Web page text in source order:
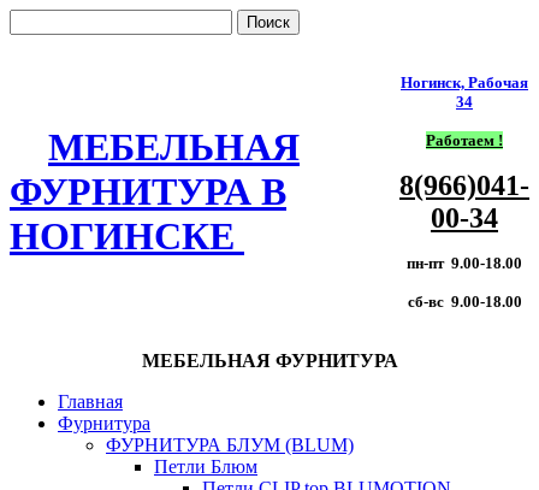
МЕБЕЛЬНАЯ
ФУРНИТУРА В
НОГИНСКЕ
Ногинск, Рабочая
34
Работаем !
8(966)041-
00-34
пн-пт 9.00-18.00
сб-вс 9.00-18.00
МЕБЕЛЬНАЯ ФУРНИТУРА
Главная
Фурнитура
ФУРНИТУРА БЛУМ (BLUM)
Петли Блюм